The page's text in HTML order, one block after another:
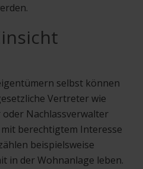
selbst können
Vertreter wie
Nachlassverwalter
berechtigtem Interesse
beispielsweise
in der Wohnanlage leben.